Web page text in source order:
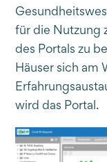
für die Nutzung
des Portals zu
Häuser sich am
wird das Portal.